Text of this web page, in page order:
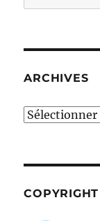
pour :
ARCHIVES
ARCHIVES